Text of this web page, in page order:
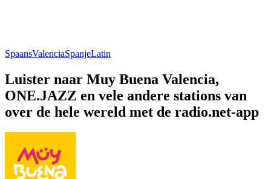
SpaansValenciaSpanjeLatin
Luister naar Muy Buena Valencia,
ONE.JAZZ en vele andere stations van
over de hele wereld met de radio.net-app